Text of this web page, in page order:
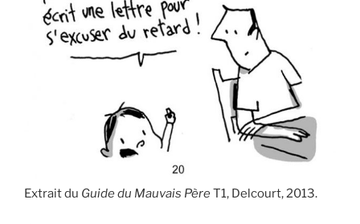
Extrait du Guide du Mauvais PèreT1, Delcourt, 2013.